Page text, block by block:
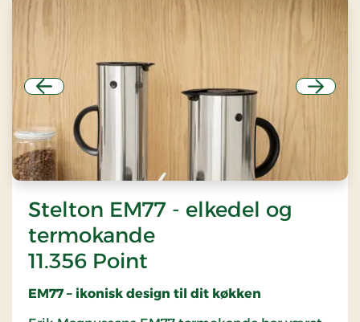
Forrige Næste
Stelton EM77 - elkedel og
termokande
11.356 Point
EM77 – ikonisk design til dit køkken